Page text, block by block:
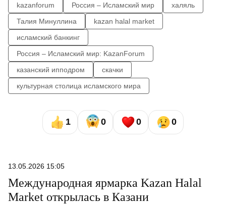
kazanforum
Россия – Исламский мир
халяль
Талия Минуллина
kazan halal market
исламский банкинг
Россия – Исламский мир: KazanForum
казанский ипподром
скачки
культурная столица исламского мира
1 0 0 0
13.05.2026 15:05
Международная ярмарка Kazan Halal
Market открылась в Казани